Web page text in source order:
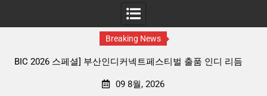
Breaking News
판타지 케이팝 애니메이션 ‘고스트밴드’ 8월 26일(수) 개봉
09 8월, 2026